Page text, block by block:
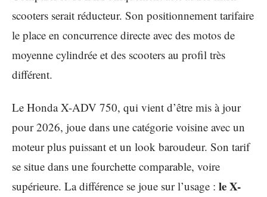
scooters serait réducteur. Son positionnement tarifaire
le place en concurrence directe avec des motos de
moyenne cylindrée et des scooters au profil très
différent.
Le Honda X-ADV 750, qui vient d’être mis à jour
pour 2026, joue dans une catégorie voisine avec un
moteur plus puissant et un look baroudeur. Son tarif
se situe dans une fourchette comparable, voire
supérieure. La différence se joue sur l’usage : le X-